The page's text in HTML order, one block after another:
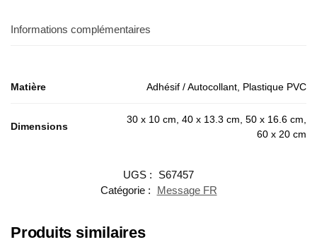
Informations complémentaires
Matière Adhésif / Autocollant, Plastique PVC
Dimensions
30 x 10 cm, 40 x 13.3 cm, 50 x 16.6 cm,
60 x 20 cm
UGS :
S67457
Catégorie :
Message FR
Produits similaires